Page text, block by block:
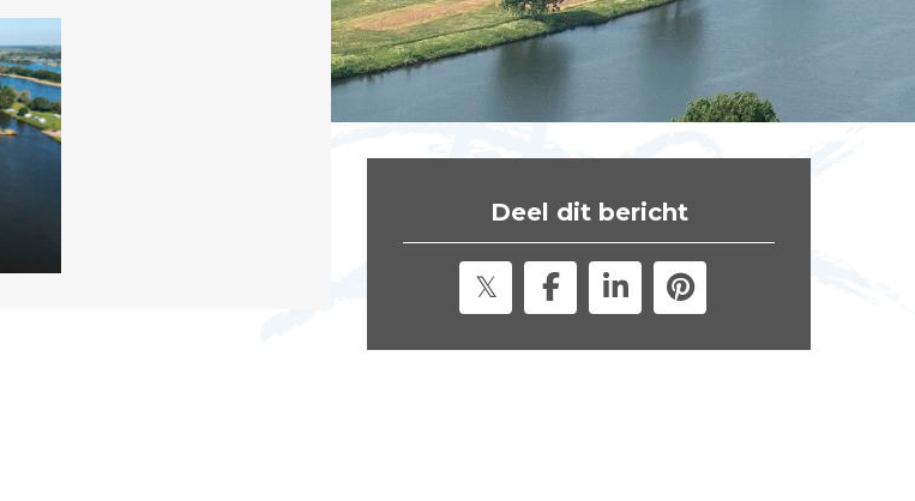
Deel dit bericht